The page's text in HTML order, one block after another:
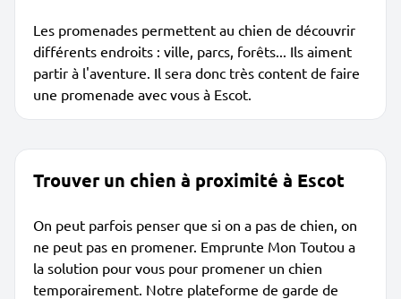
Les promenades permettent au chien de découvrir
différents endroits : ville, parcs, forêts... Ils aiment
partir à l'aventure. Il sera donc très content de faire
une promenade avec vous à Escot.
Trouver un chien à proximité à Escot
On peut parfois penser que si on a pas de chien, on
ne peut pas en promener. Emprunte Mon Toutou a
la solution pour vous pour promener un chien
temporairement. Notre plateforme de garde de